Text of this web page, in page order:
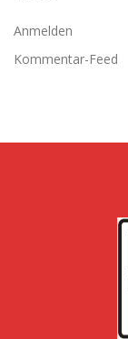
Anmelden
Kommentar-Feed